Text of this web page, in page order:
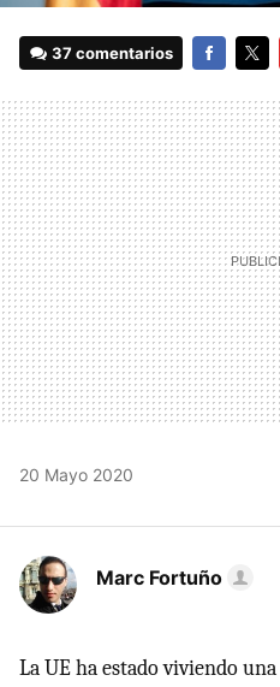
37 comentarios
20 Mayo 2020
Marc Fortuño
La UE ha estado viviendo una